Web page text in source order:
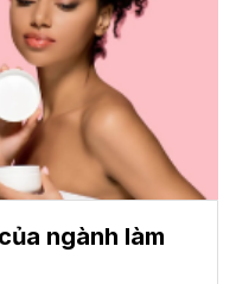
ngành làm